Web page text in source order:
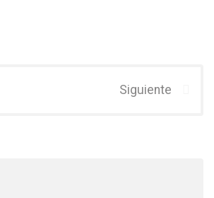
Siguiente